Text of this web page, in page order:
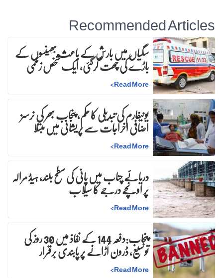
Recommended Articles
سگیاں میں بارش کے باعث بھینسوں کے
باڑے کی چھت گرگئی، ایک شخص زخمی
Read More
>
یونیفارم کی تبدیلی کا حکم، پنجاب بھر کی نرسز
اضافی اخراجات سے پریشانی میں مبتلا
Read More
>
دریائے چناب میں پانی کی سطح بلند، ہیڈ مرالہ
پر اونچے درجے کا سیلاب
Read More
>
پنجاب:دفعہ 144 کے نفاذ میں 30 روز کیتوسیع، ڈرون اُڑانے پر پابندی برقرار
Read More
>